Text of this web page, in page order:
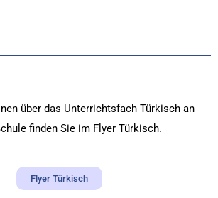
über das Unterrichtsfach Türkisch an
finden Sie im Flyer Türkisch.
Flyer Türkisch